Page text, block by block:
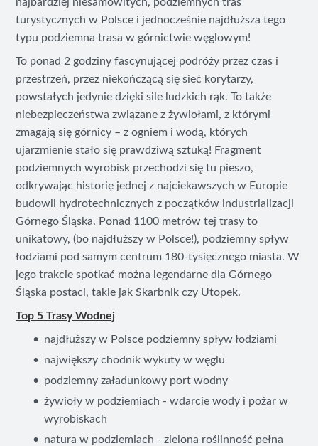
turystycznych w Polsce i jednocześnie najdłuższa tego
typu podziemna trasa w górnictwie węglowym!
To ponad 2 godziny fascynującej podróży przez czas i
przestrzeń, przez niekończącą się sieć korytarzy,
powstałych jedynie dzięki sile ludzkich rąk. To także
niebezpieczeństwa związane z żywiołami, z którymi
zmagają się górnicy – z ogniem i wodą, których
ujarzmienie stało się prawdziwą sztuką! Fragment
podziemnych wyrobisk przechodzi się tu pieszo,
odkrywając historię jednej z najciekawszych w Europie
budowli hydrotechnicznych z początków industrializacji
Górnego Śląska. Ponad 1100 metrów tej trasy to
unikatowy, (bo najdłuższy w Polsce!), podziemny spływ
łodziami pod samym centrum 180-tysięcznego miasta. W
jego trakcie spotkać można legendarne dla Górnego
Śląska postaci, takie jak Skarbnik czy Utopek.
Top 5 Trasy Wodnej
najdłuższy w Polsce podziemny spływ łodziami
największy chodnik wykuty w węglu
podziemny załadunkowy port wodny
żywioły w podziemiach - wdarcie wody i pożar w
wyrobiskach
natura w podziemiach - zielona roślinność pełna